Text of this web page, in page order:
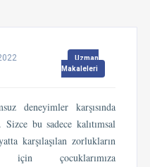
Uzman
Makaleleri
deneyimler karşısında
Sizce bu sadece kalıtımsal
karşılaşılan zorlukların
için çocuklarımıza